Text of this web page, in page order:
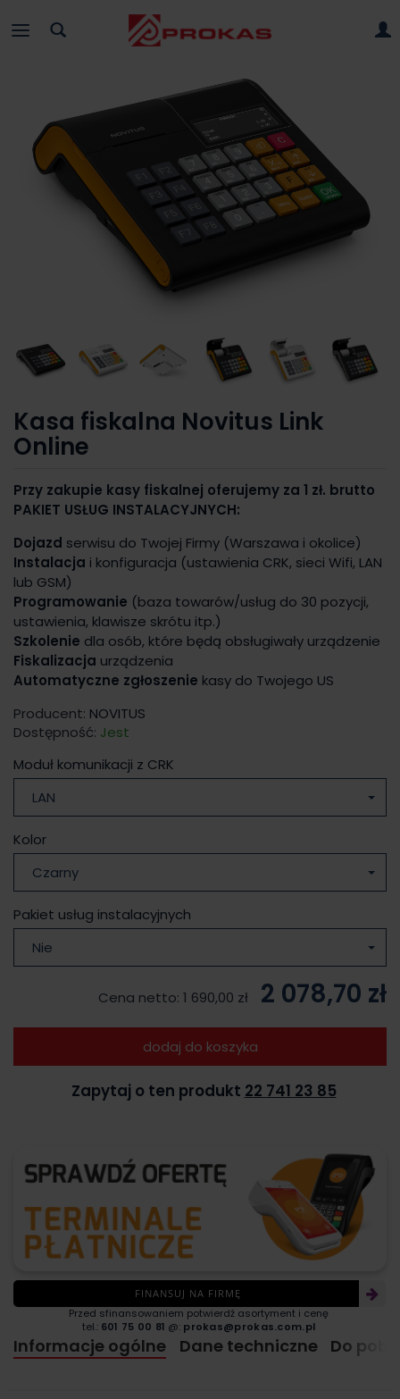
Kasa fiskalna Novitus Link
Online
Przy zakupie kasy fiskalnej oferujemy za 1 zł. brutto
PAKIET USŁUG INSTALACYJNYCH:
Dojazd serwisu do Twojej Firmy (Warszawa i okolice)
Instalacja i konfiguracja (ustawienia CRK, sieci Wifi, LAN
lub GSM)
Programowanie (baza towarów/usług do 30 pozycji,
ustawienia, klawisze skrótu itp.)
Szkolenie dla osób, które będą obsługiwały urządzenie
Fiskalizacja urządzenia
Automatyczne zgłoszenie kasy do Twojego US
Producent: NOVITUS
Dostępność: Jest
Moduł komunikacji z CRK
LAN
Kolor
Czarny
Pakiet usług instalacyjnych
Nie
Cena netto: 1 690,00 zł 2 078,70 zł
dodaj do koszyka
Zapytaj o ten produkt 22 741 23 85
FINANSUJ NA FIRMĘ
Przed sfinansowaniem potwierdź asortyment i cenę
tel.: 601 75 00 81 @: prokas@prokas.com.pl
Informacje ogólne Dane techniczne Do